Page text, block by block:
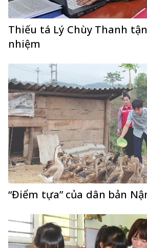
Thiếu tá Lý Chùy Thanh
nhiệm
“Điểm tựa” của dân bản